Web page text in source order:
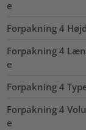
e
Forpakning 4
Forpakning 4
e
Forpakning 4
Forpakning 4
e